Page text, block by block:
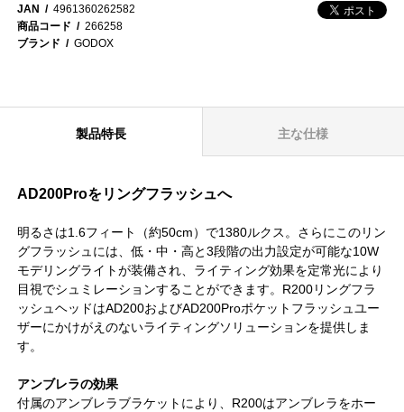
JAN
4961360262582
商品コード
266258
ブランド
GODOX
製品特長 主な仕様
AD200Proをリングフラッシュへ
明るさは1.6フィート（約50cm）で1380ルクス。さらにこのリン
グフラッシュには、低・中・高と3段階の出力設定が可能な10W
モデリングライトが装備され、ライティング効果を定常光により
目視でシュミレーションすることができます。R200リングフラ
ッシュヘッドはAD200およびAD200Proポケットフラッシュユー
ザーにかけがえのないライティングソリューションを提供しま
す。
アンブレラの効果
付属のアンブレラブラケットにより、R200はアンブレラをホー